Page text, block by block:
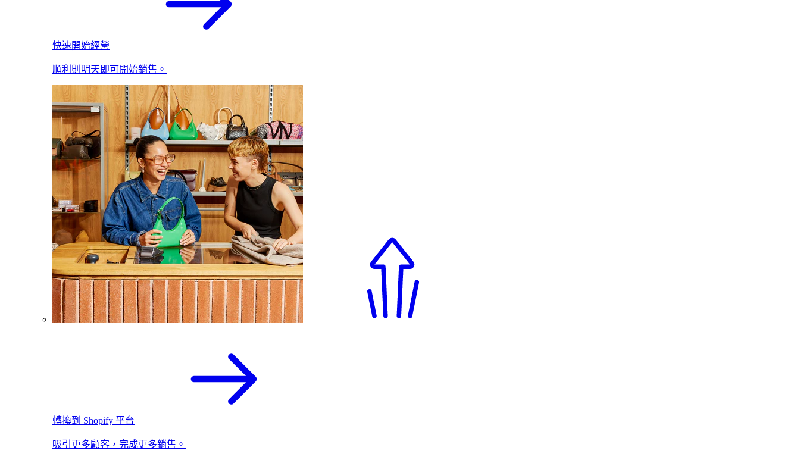
快速開始經營
順利則明天即可開始銷售。
轉換到 Shopify 平台
吸引更多顧客，完成更多銷售。